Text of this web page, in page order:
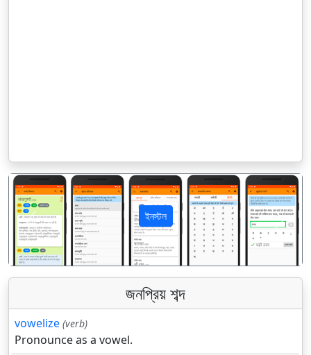
ইনস্টল
पिछला अगला
জনপ্রিয় শব্দ
vowelize (verb)
Pronounce as a vowel.